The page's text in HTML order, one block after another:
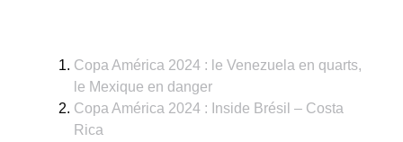
Copa América 2024 : le Venezuela en quarts,
le Mexique en danger
Copa América 2024 : Inside Brésil – Costa
Rica